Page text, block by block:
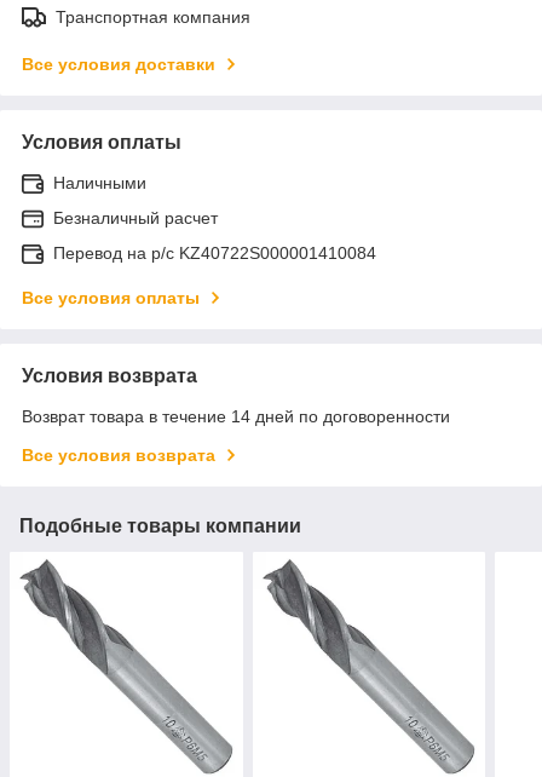
Транспортная компания
Все условия доставки
Условия оплаты
Наличными
Безналичный расчет
Перевод на р/с KZ40722S000001410084
Все условия оплаты
Условия возврата
Возврат товара в течение 14 дней по договоренности
Все условия возврата
Подобные товары компании